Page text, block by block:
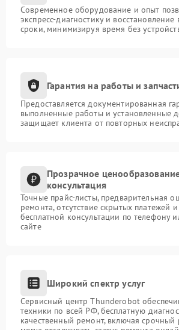
Современное оборудование и опыт
экспресс-диагностику и
сроки, минимизируя время без
Гарантия на работы и
Предоставляется документированная
выполненные работы и установленные
защищает клиента от повторных
Прозрачное
консультация
Точные прайс-листы, предварительная
ремонта, отсутствие скрытых платежей
бесплатной консультации по телефону
сайте
Широкий спектр услуг
Сервисный центр Thunderobot
техники по всей РФ, бесплатную
качественный ремонт, включая